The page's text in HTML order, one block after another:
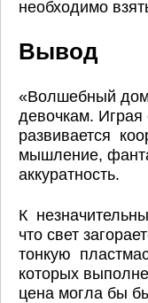
необходимо
Вывод
«Волшебный
девочкам. Играя
развивается
мышление,
аккуратность.
К
что свет
тонкую
которых
цена могла бы